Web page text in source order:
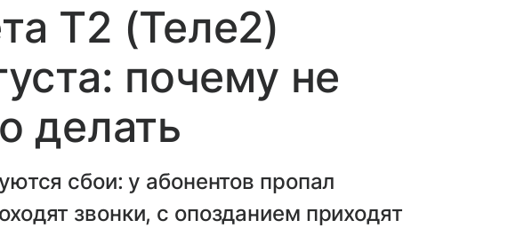
T2 (Теле2)
почему не
делать
сбои: у абонентов пропал
звонки, с опозданием приходят